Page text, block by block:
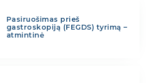
Pasiruošimas prieš
gastroskopiją (FEGDS) tyrimą –
atmintinė